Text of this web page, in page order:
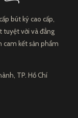
bút ký cao cấp,
tuyệt vời và đẳng
cam kết sản phẩm
TP. Hồ Chí